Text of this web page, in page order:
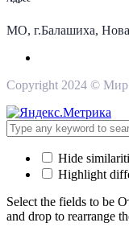
МО, г.Балашиха,
Copyright 2024 ©
Hide
Highlight
Select the fields to be
and drop to rearrange